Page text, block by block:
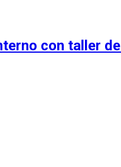
con taller